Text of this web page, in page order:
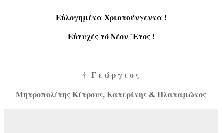
Εὐλογημένα Χριστούνγεννα !
Εὐτυχές τό Νέον Ἔτος !
† Γ ε ώ ρ γ ι ο ς
Μητροπολίτης Κίτρους, Κατερίνης & Πλαταμῶνος